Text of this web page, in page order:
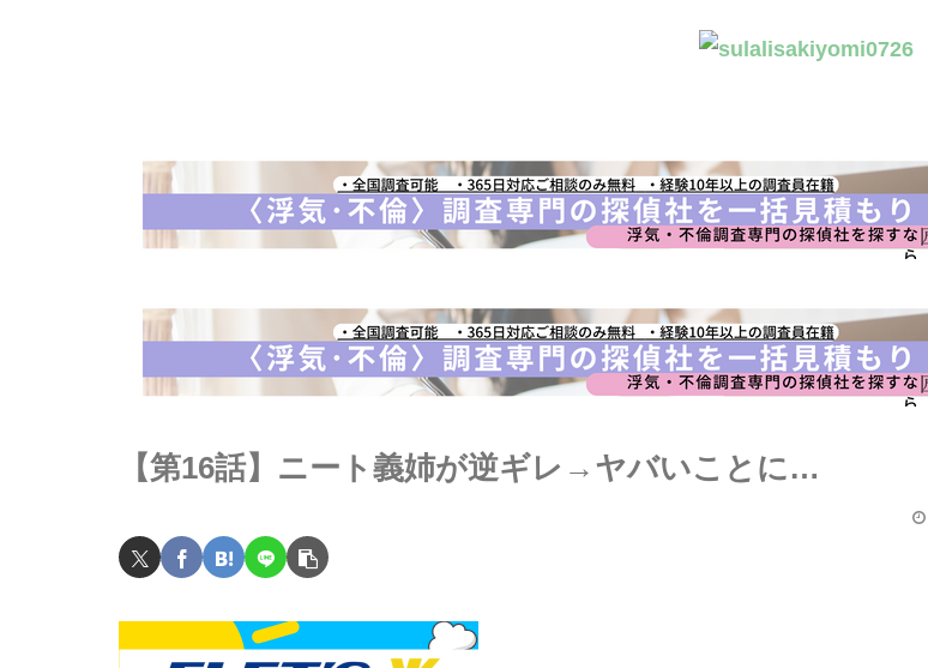
【第16話】ニート義姉が逆ギレ→ヤバいことに…